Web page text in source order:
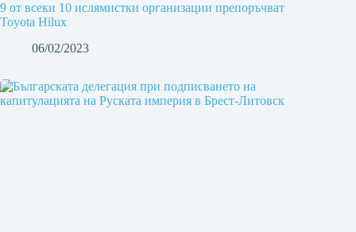
9 от всеки 10 ислямистки организации препоръчват
Toyota Hilux
06/02/2023